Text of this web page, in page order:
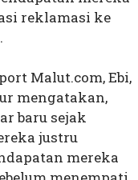
reklamasi ke
Malut.com, Ebi,
mengatakan,
baru sejak
justru
mereka